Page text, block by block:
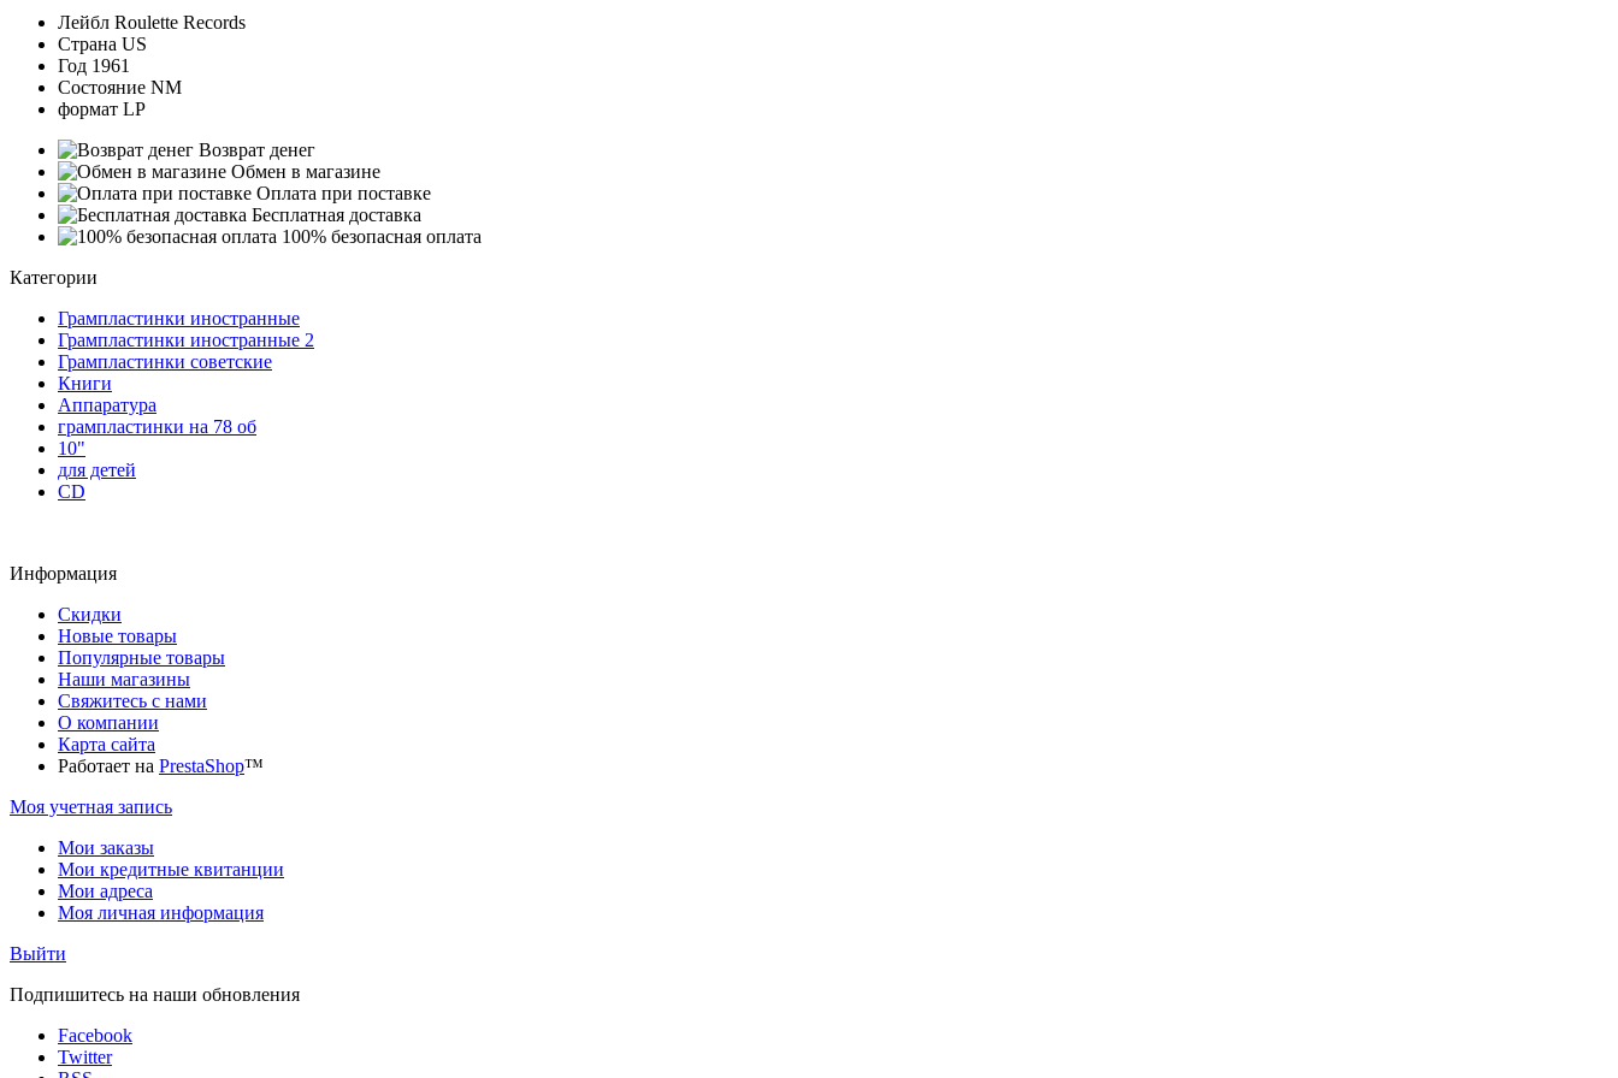
Лейбл Roulette Records
Страна US
Год 1961
Состояние NM
формат LP
Возврат денег
Обмен в магазине
Оплата при поставке
Бесплатная доставка
100% безопасная оплата
Категории
Грампластинки иностранные
Грампластинки иностранные 2
Грампластинки советские
Книги
Аппаратура
грампластинки на 78 об
10"
для детей
CD
Информация
Скидки
Новые товары
Популярные товары
Наши магазины
Свяжитесь с нами
О компании
Карта сайта
Работает на PrestaShop™
Моя учетная запись
Мои заказы
Мои кредитные квитанции
Мои адреса
Моя личная информация
Выйти
Подпишитесь на наши обновления
Facebook
Twitter